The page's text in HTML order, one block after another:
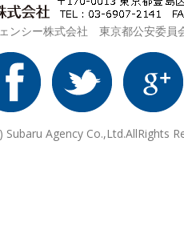
ンシー株式会社 東京都公安委
Subaru Agency Co.,Ltd.AllRights